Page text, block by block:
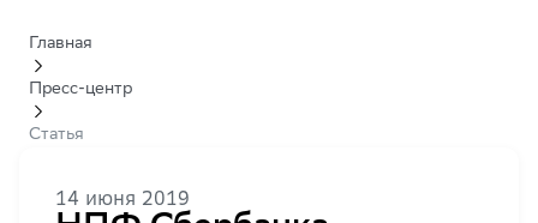
Главная
Пресс-центр
Статья
14 июня 2019